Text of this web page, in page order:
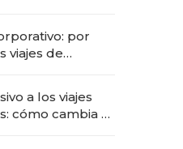
por
viajes de
a los viajes
cómo cambia el